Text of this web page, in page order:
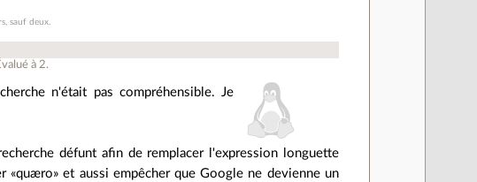
sauf deux.
à 2.
n'était pas compréhensible. Je
défunt afin de remplacer l'expression longuette
«quæro» et aussi empêcher que Google ne devienne un